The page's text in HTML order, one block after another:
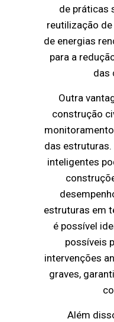
de práticas
reutilização
de energias
para a
das
Outra
construção
das
inteligentes
estruturas em
é possível
possíveis
intervenções
graves,
Além